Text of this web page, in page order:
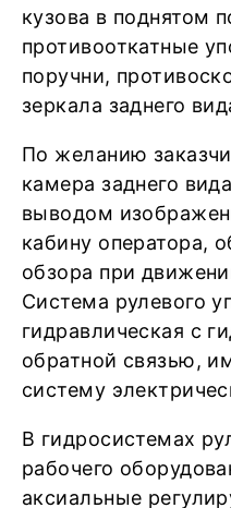
кузова в поднятом
противооткатные
поручни,
зеркала заднего
По желанию
камера заднего
выводом
кабину оператора,
обзора при
Система рулевого
гидравлическая с
обратной связью,
систему
В гидросистемах
рабочего
аксиальные